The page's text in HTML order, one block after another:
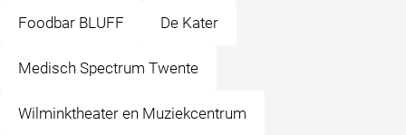
Foodbar BLUFF De Kater
Medisch Spectrum Twente
Wilminktheater en Muziekcentrum